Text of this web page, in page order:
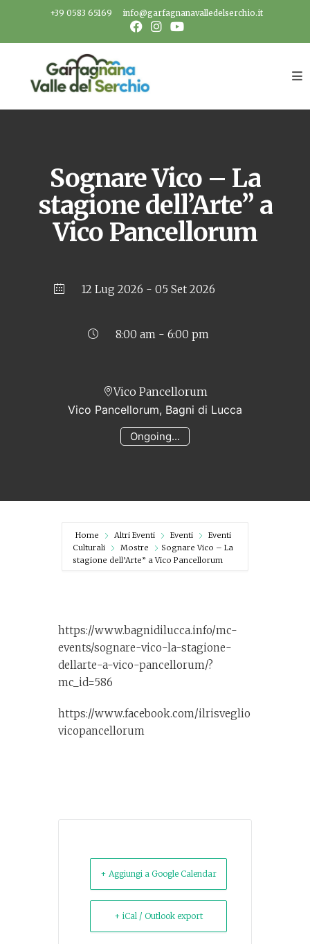
+39 0583 65169 info@garfagnanavalledelserchio.it
Sognare Vico – La
stagione dell’Arte” a
Vico Pancellorum
12 Lug 2026 - 05 Set 2026
Ongoing...
8:00 am - 6:00 pm
Vico Pancellorum
Vico Pancellorum, Bagni di Lucca
Home Altri Eventi Eventi
Eventi
Culturali
Mostre
Sognare Vico – La
stagione dell’Arte” a Vico Pancellorum
https://www.bagnidilucca.info/mc-
events/sognare-vico-la-stagione-
dellarte-a-vico-pancellorum/?
mc_id=586
https://www.facebook.com/ilrisveglio
vicopancellorum
+ Aggiungi a Google Calendar
+ iCal / Outlook export